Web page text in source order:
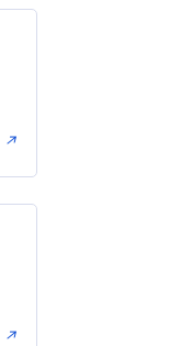
↗
↗